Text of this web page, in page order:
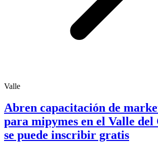
Valle
Abren capacitación de
para mipymes en el Valle del
se puede inscribir gratis